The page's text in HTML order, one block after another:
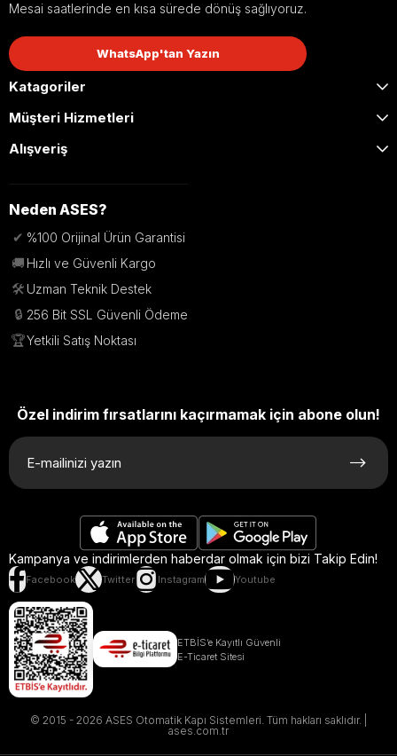
Mesai saatlerinde en kısa sürede dönüş sağlıyoruz.
WhatsApp'tan Yazın
Katagoriler
Müşteri Hizmetleri
Alışveriş
Neden ASES?
✔ %100 Orijinal Ürün Garantisi
🚚 Hızlı ve Güvenli Kargo
🛠️ Uzman Teknik Destek
🔒 256 Bit SSL Güvenli Ödeme
🏆Yetkili Satış Noktası
Özel indirim fırsatlarını kaçırmamak için abone olun!
Kampanya ve indirimlerden haberdar olmak için bizi Takip Edin!
Facebook Twitter Instagram Youtube
ETBİS’e Kayıtlı Güvenli
E-Ticaret Sitesi
© 2015 - 2026 ASES Otomatik Kapı Sistemleri. Tüm hakları saklıdır. |
ases.com.tr